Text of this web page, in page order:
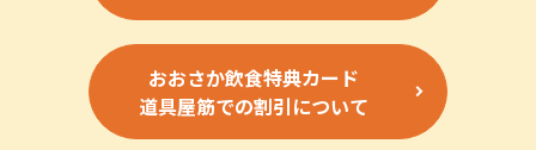
おおさか飲食特典カード
道具屋筋での割引について